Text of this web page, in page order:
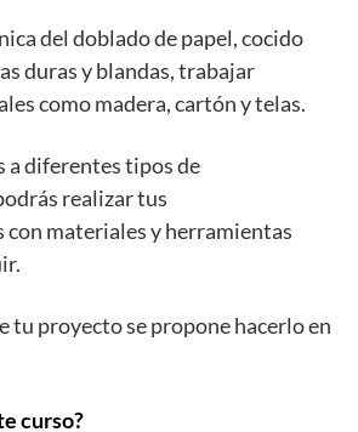
del doblado de papel, cocido
duras y blandas, trabajar
como madera, cartón y telas.
a diferentes tipos de
realizar tus
con materiales y herramientas
tu proyecto se propone hacerlo en
curso?